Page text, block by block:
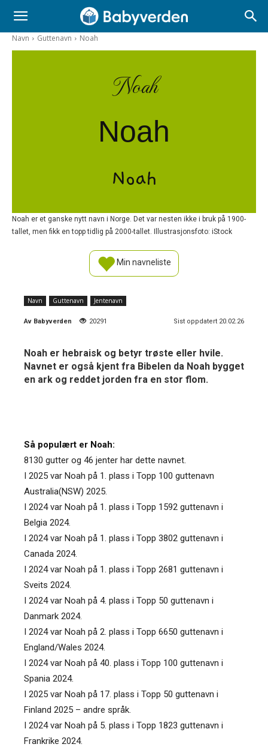
Navn Guttenavn Noah
Noah
Noah
Noah
Noah er et ganske nytt navn i Norge. Det var nesten ikke i bruk på 1900-
tallet, men fikk en topp tidlig på 2000-tallet. Illustrasjonsfoto: iStock
Min navneliste
Navn Guttenavn Jentenavn
Av Babyverden 20291 Sist oppdatert 20.02.26
Noah er hebraisk og betyr trøste eller hvile.
Navnet er også kjent fra Bibelen da Noah bygget
en ark og reddet jorden fra en stor flom.
Så populært er Noah:
8130 gutter og 46 jenter har dette navnet.
I 2025 var Noah på 1. plass i Topp 100 guttenavn
Australia(NSW) 2025.
I 2024 var Noah på 1. plass i Topp 1592 guttenavn i
Belgia 2024.
I 2024 var Noah på 1. plass i Topp 3802 guttenavn i
Canada 2024.
I 2024 var Noah på 1. plass i Topp 2681 guttenavn i
Sveits 2024.
I 2024 var Noah på 4. plass i Topp 50 guttenavn i
Danmark 2024.
I 2024 var Noah på 2. plass i Topp 6650 guttenavn i
England/Wales 2024.
I 2024 var Noah på 40. plass i Topp 100 guttenavn i
Spania 2024.
I 2025 var Noah på 17. plass i Topp 50 guttenavn i
Finland 2025 – andre språk.
I 2024 var Noah på 5. plass i Topp 1823 guttenavn i
Frankrike 2024.